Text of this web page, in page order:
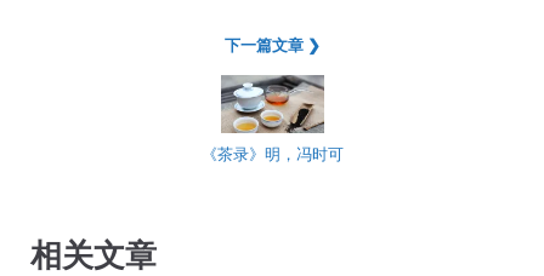
下一篇文章 ❯
《茶录》明，冯时可
相关文章